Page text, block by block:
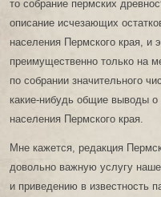
то собрание пермских
описание исчезающих
населения Пермского края, и
преимущественно только на
по собрании значительного
какие-нибудь общие выводы о
населения Пермского края.
Мне кажется, редакция
довольно важную услугу
и приведению в известность